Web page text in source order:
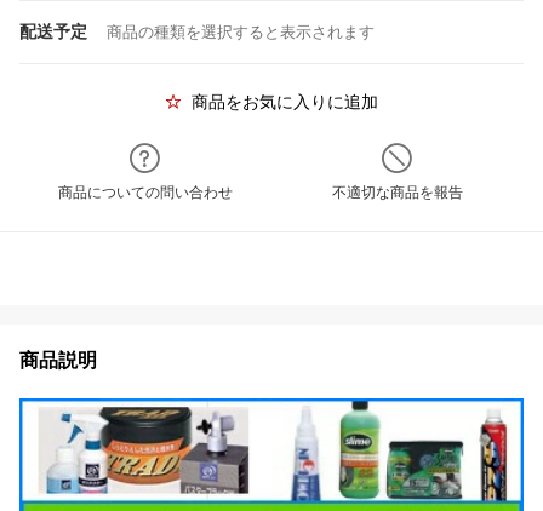
配送予定 商品の種類を選択すると表示されます
商品をお気に入りに追加
商品についての問い合わせ 不適切な商品を報告
商品説明